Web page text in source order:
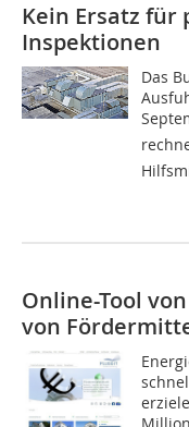
Kein Ersatz für
Inspektionen
Das
Online-Tool
von